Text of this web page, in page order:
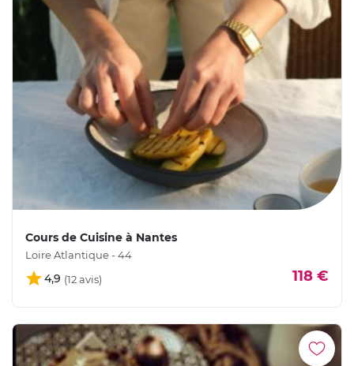
Cours de Cuisine à Nantes
Loire Atlantique - 44
4,9 118 €